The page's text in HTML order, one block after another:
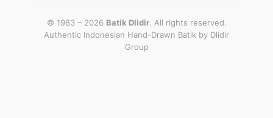
© 1983 – 2026 Batik Dlidir. All rights reserved.
Authentic Indonesian Hand-Drawn Batik by Dlidir
Group